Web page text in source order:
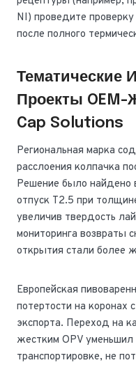
NI) проведите
после полного
Тематические
Проекты
Cap Solutions
Региональная марка
расслоения колпачка
Решение было найдено
отпуск T2.5 при
увеличив твердость
мониторинга возвраты
открытия стали более
Европейская
потертости на коронах
экспорта. Переход на
жестким OPV уменьшил
транспортировке, не